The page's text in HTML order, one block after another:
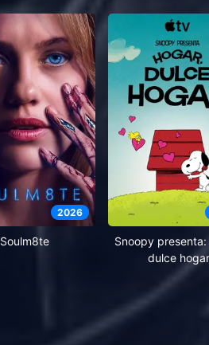
2026
Soulm8te
Snoopy presenta:
dulce hogar